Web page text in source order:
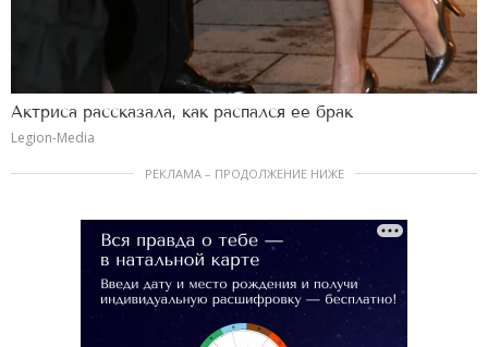
Актриса рассказала, как распался ее брак
Legion-Media
РЕКЛАМА – ПРОДОЛЖЕНИЕ НИЖЕ